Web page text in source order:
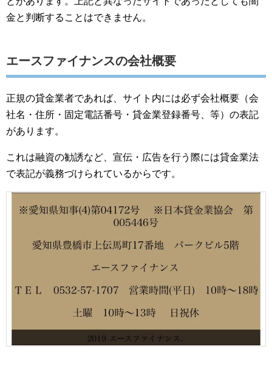
金と判断することはできません。
エースファイナンスの会社概要
正規の貸金業者であれば、サイト内には必ず会社概要（会
社名・住所・固定電話番号・貸金業登録番号、等）の表記
があります。
これは融資の勧誘など、宣伝・広告を行う際には貸金業法
で表記が義務づけられているからです。